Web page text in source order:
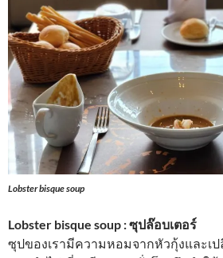
Lobster bisque soup
Lobster bisque soup : ซุปล๊อบเตอร์
ซุปของเรามีความหอมจากหัวกุ้งและเ